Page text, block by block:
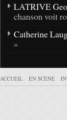
LATRIVE
chanson voit
Catherine
»
ACCUEIL EN SCÈNE